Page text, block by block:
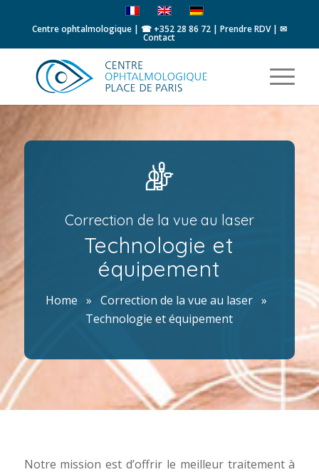
Centre ophtalmologique | ☎ +352 28 86 72| Prendre RDV| ✉
Contact
Correction de la vue au laser
Technologie et
équipement
Home »Correction de la vue au laser »
Technologie et équipement
Notre mission est d’offrir le meilleur traitement à